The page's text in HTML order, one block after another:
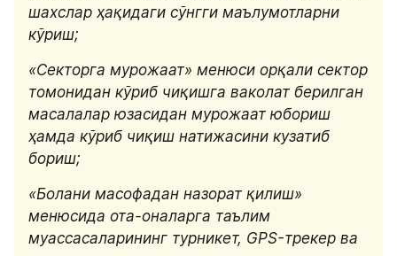
шахслар ҳақидаги сўнгги маълумотларни
кўриш;
«Секторга мурожаат» менюси орқали сектор
томонидан кўриб чиқишга ваколат берилган
масалалар юзасидан мурожаат юбориш
ҳамда кўриб чиқиш натижасини кузатиб
бориш;
«Болани масофадан назорат қилиш»
менюсида ота-оналарга таълим
муассасаларининг турникет, GPS-трекер ва